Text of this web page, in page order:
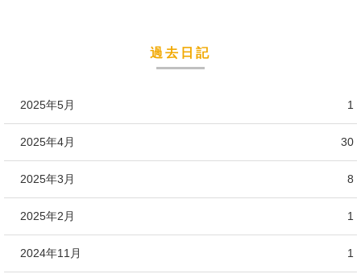
過去日記
2025年5月 1
2025年4月 30
2025年3月 8
2025年2月 1
2024年11月 1